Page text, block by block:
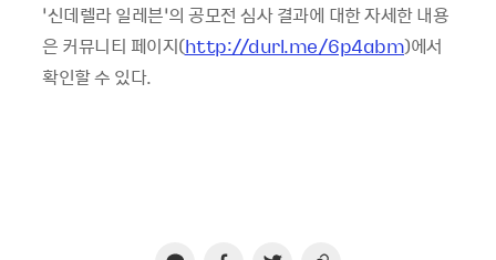
‘신데렐라 일레븐’의 공모전 심사 결과에 대한 자세한 내용
은 커뮤니티 페이지(http://durl.me/6p4abm)에서
확인할 수 있다.